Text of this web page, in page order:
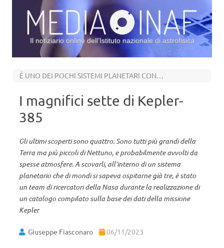
Il notiziario online dell’Istituto nazionale di astrofisica
È UNO DEI POCHI SISTEMI PLANETARI CONOSCIUTI CON PIÙ DI SEI CANDIDATI PIANETI
I magnifici sette di Kepler-
385
Gli ultimi scoperti sono quattro. Sono tutti più grandi della
Terra ma più piccoli di Nettuno, e probabilmente avvolti da
spesse atmosfere. A scovarli, all’interno di un sistema
planetario che di mondi si sapeva ospitarne già tre, è stato
un team di ricercatori della Nasa durante la realizzazione di
un catalogo compilato sulla base dei dati della missione
Kepler
Giuseppe Fiasconaro 06/11/2023